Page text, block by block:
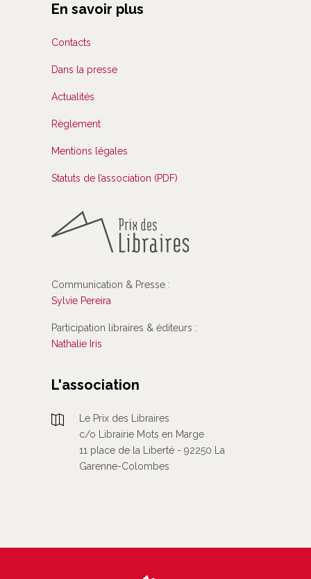
En savoir plus
Contacts
Dans la presse
Actualités
Règlement
Mentions légales
Statuts de l’association (PDF)
Communication & Presse :
Sylvie Pereira
Participation libraires & éditeurs :
Nathalie Iris
L'association
Le Prix des Libraires
c/o Librairie Mots en Marge
11 place de la Liberté - 92250 La
Garenne-Colombes